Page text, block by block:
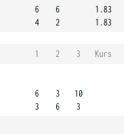
6
4
6
2
1.83
1.83
1 2 3
Kurs
6
3
3
6
10
3